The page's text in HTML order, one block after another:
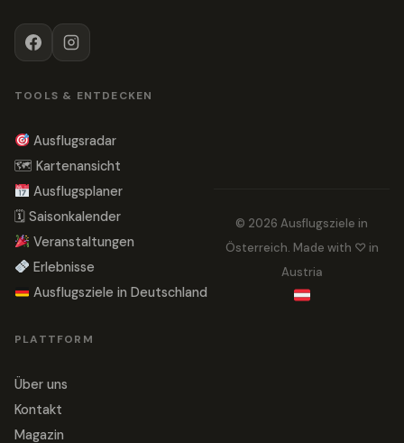
TOOLS & ENTDECKEN
Ausflugsradar
🗺 Kartenansicht
Ausflugsplaner
🗓 Saisonkalender
Veranstaltungen
Erlebnisse
Ausflugsziele in Deutschland
PLATTFORM
Über uns
Kontakt
Magazin
© 2026 Ausflugsziele in
Österreich. Made with ♡ in
Austria